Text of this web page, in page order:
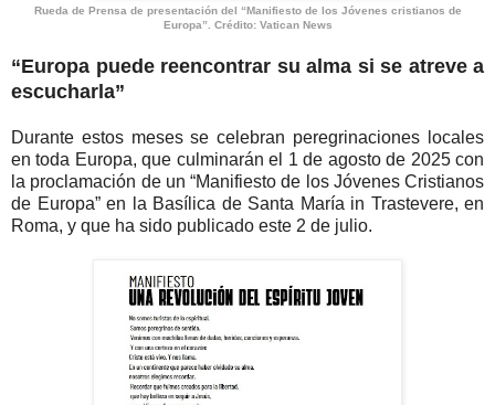
Rueda de Prensa de presentación del “Manifiesto de los Jóvenes cristianos de
Europa”. Crédito: Vatican News
“Europa puede reencontrar su alma si se atreve a
escucharla”
Durante estos meses se celebran peregrinaciones locales
en toda Europa, que culminarán el 1 de agosto de 2025 con
la proclamación de un “Manifiesto de los Jóvenes Cristianos
de Europa” en la Basílica de Santa María in Trastevere, en
Roma, y que ha sido publicado este 2 de julio.